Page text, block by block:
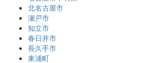
北名古屋市
瀬戸市
知立市
春日井市
長久手市
東浦町